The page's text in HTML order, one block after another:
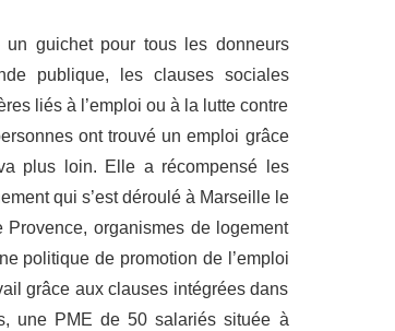
un guichet pour tous les donneurs
publique, les clauses sociales
liés à l’emploi ou à la lutte contre
ont trouvé un emploi grâce
plus loin. Elle a récompensé les
qui s’est déroulé à Marseille le
organismes de logement
politique de promotion de l’emploi
grâce aux clauses intégrées dans
une PME de 50 salariés située à